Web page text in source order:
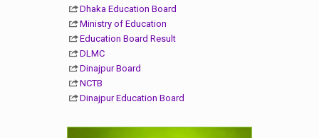
Dhaka Education Board
Ministry of Education
Education Board Result
DLMC
Dinajpur Board
NCTB
Dinajpur Education Board